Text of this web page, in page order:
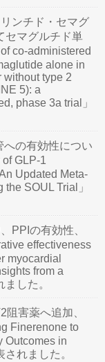
ンチド・セマグ
セマグルチド単
co-administered
alone in
without type 2
5): a
phase 3a trial」
への有効性につい
GLP-1
Updated Meta-
SOUL Trial」
PPIの有効性、
effectiveness
myocardial
from a
した。
害薬へ追加、
Finerenone to
Outcomes in
れました。